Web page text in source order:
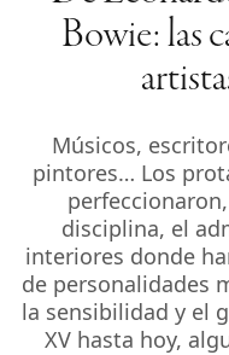
Bowie: las
Músicos,
pintores… Los
disciplina, el
interiores donde
de personalidades
la sensibilidad y el
XV hasta hoy,